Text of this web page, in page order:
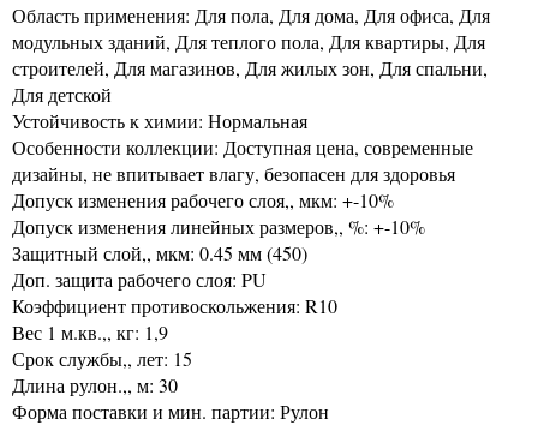
Область применения: Для пола, Для дома, Для офиса, Для
модульных зданий, Для теплого пола, Для квартиры, Для
строителей, Для магазинов, Для жилых зон, Для спальни,
Для детской
Устойчивость к химии: Нормальная
Особенности коллекции: Доступная цена, современные
дизайны, не впитывает влагу, безопасен для здоровья
Допуск изменения рабочего слоя,, мкм: +-10%
Допуск изменения линейных размеров,, %: +-10%
Защитный слой,, мкм: 0.45 мм (450)
Доп. защита рабочего слоя: PU
Коэффициент противоскольжения: R10
Вес 1 м.кв.,, кг: 1,9
Срок службы,, лет: 15
Длина рулон.,, м: 30
Форма поставки и мин. партии: Рулон